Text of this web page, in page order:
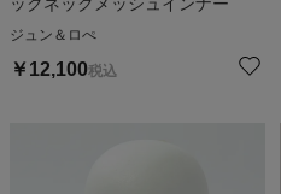
ジュン＆ロぺ
￥ 12,100税込